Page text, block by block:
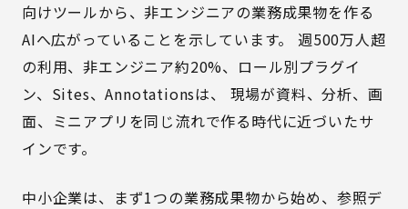
向けツールから、非エンジニアの業務成果物を作る
AIへ広がっていることを示しています。 週500万人超
の利用、非エンジニア約20%、ロール別プラグイ
ン、Sites、Annotationsは、 現場が資料、分析、画
面、ミニアプリを同じ流れで作る時代に近づいたサ
インです。
中小企業は、まず1つの業務成果物から始め、参照デ